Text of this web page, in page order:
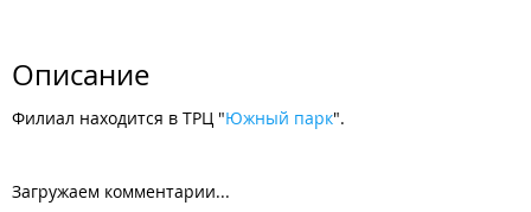
Описание
Филиал находится в ТРЦ "Южный парк".
Загружаем комментарии...